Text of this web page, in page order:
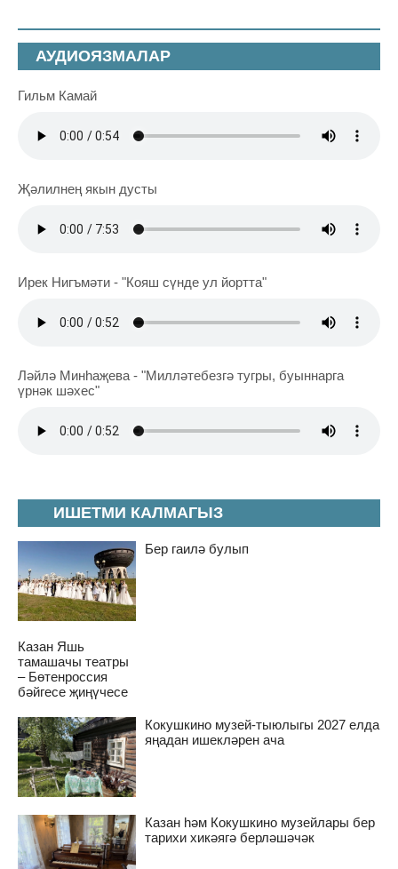
ИШЕТМИ КАЛМАГЫЗ
Бер гаилә булып
Казан Яшь
тамашачы театры
– Бөтенроссия
бәйгесе җиңүчесе
Кокушкино музей-тыюлыгы 2027 елда
яңадан ишекләрен ача
Казан һәм Кокушкино музейлары бер
тарихи хикәягә берләшәчәк
АУДИОЯЗМАЛАР
Гильм Камай
Җәлилнең якын дусты
Ирек Нигъмәти - "Кояш сүнде ул йортта"
Ләйлә Минһаҗева - "Милләтебезгә тугры, буыннарга
үрнәк шәхес"